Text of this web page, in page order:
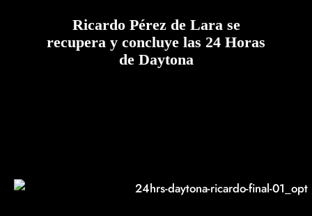
Ricardo Pérez de Lara se
recupera y concluye las 24 Horas
de Daytona